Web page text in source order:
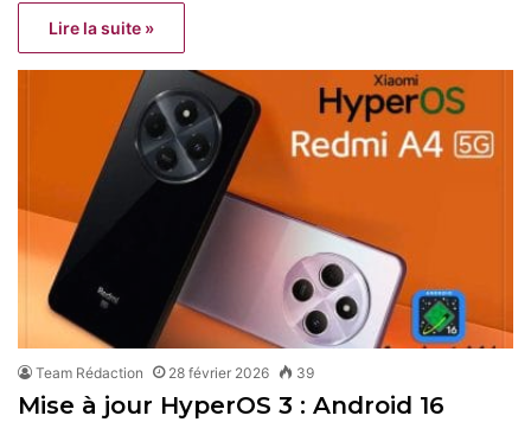
Lire la suite »
Team Rédaction 28 février 2026 39
Mise à jour HyperOS 3 : Android 16